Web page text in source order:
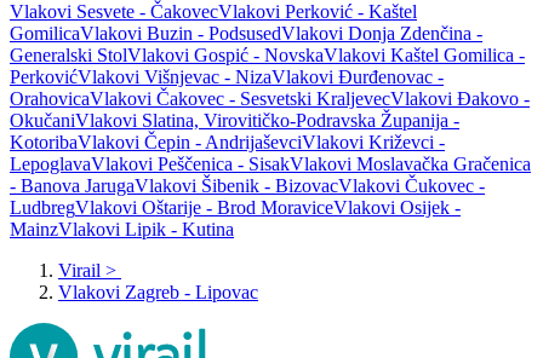
Vlakovi Sesvete - ČakovecVlakovi Perković - Kaštel
GomilicaVlakovi Buzin - PodsusedVlakovi Donja Zdenčina -
Generalski StolVlakovi Gospić - NovskaVlakovi Kaštel Gomilica -
PerkovićVlakovi Višnjevac - NizaVlakovi Ðurđenovac -
OrahovicaVlakovi Čakovec - Sesvetski KraljevecVlakovi Đakovo -
OkučaniVlakovi Slatina, Virovitičko-Podravska Županija -
KotoribaVlakovi Čepin - AndrijaševciVlakovi Križevci -
LepoglavaVlakovi Peščenica - SisakVlakovi Moslavačka Gračenica
- Banova JarugaVlakovi Šibenik - BizovacVlakovi Čukovec -
LudbregVlakovi Oštarije - Brod MoraviceVlakovi Osijek -
MainzVlakovi Lipik - Kutina
Virail >
Vlakovi Zagreb - Lipovac